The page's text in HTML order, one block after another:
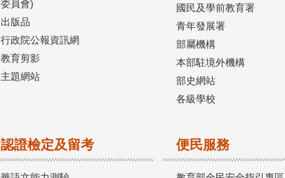
委員會)
出版品
行政院公報資訊網
教育剪影
主題網站
國民及學前教育署
青年發展署
部屬機構
本部駐境外機構
部史網站
各級學校
認證檢定及留考 便民服務